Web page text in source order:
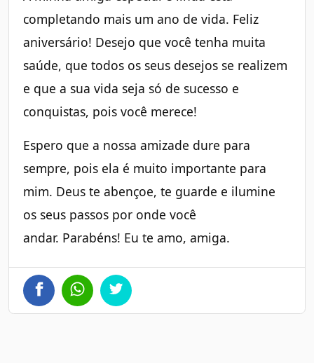
completando mais um ano de vida. Feliz
aniversário! Desejo que você tenha muita
saúde, que todos os seus desejos se realizem
e que a sua vida seja só de sucesso e
conquistas, pois você merece!
Espero que a nossa amizade dure para
sempre, pois ela é muito importante para
mim. Deus te abençoe, te guarde e ilumine
os seus passos por onde você
andar. Parabéns! Eu te amo, amiga.